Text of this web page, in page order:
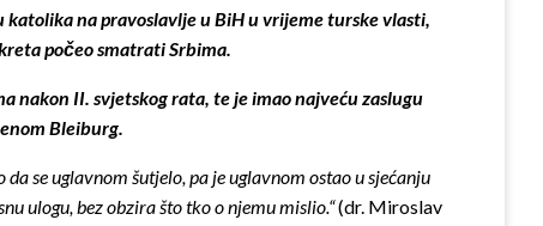
na pravoslavlje u BiH u vrijeme turske vlasti,
počeo smatrati Srbima.
II. svjetskog rata, te je imao najveću zaslugu
Bleiburg.
se uglavnom šutjelo, pa je uglavnom ostao u sjećanju
ulogu, bez obzira što tko o njemu mislio.“(dr. Miroslav